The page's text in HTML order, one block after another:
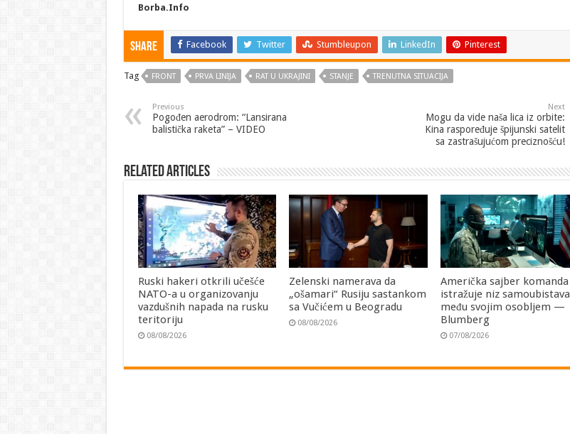
Borba.Info
Share Facebook Twitter Stumbleupon LinkedIn Pinterest
Tag FRONT PRVA LINIJA RAT U UKRAJINI STANJE TRENUTNA SITUACIJA
Previous
Pogođen aerodrom: “Lansirana
balistička raketa” – VIDEO
Next
Mogu da vide naša lica iz orbite:
Kina raspoređuje špijunski satelit
sa zastrašujućom preciznošću!
Related Articles
Ruski hakeri otkrili učešće
NATO-a u organizovanju
vazdušnih napada na rusku
teritoriju
08/08/2026
Zelenski namerava da
„ošamari“ Rusiju sastankom
sa Vučićem u Beogradu
08/08/2026
Američka sajber komanda
istražuje niz samoubistava
među svojim osobljem —
Blumberg
07/08/2026